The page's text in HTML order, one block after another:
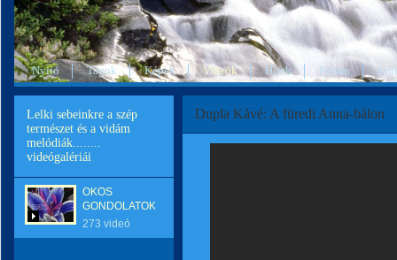
Nyitó Tagok Képek Videók Hírek Fórum
Lelki sebeinkre a szép
természet és a vidám
melódiák........
videógalériái
OKOS
GONDOLATOK
273 videó
Dupla Kávé: A füredi Anna-bálon